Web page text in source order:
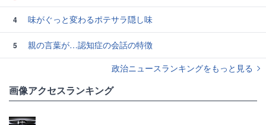
4 味がぐっと変わるポテサラ隠し味
5
親の言葉が…認知症の会話の特徴
政治ニュースランキングをもっと見る
画像アクセスランキング